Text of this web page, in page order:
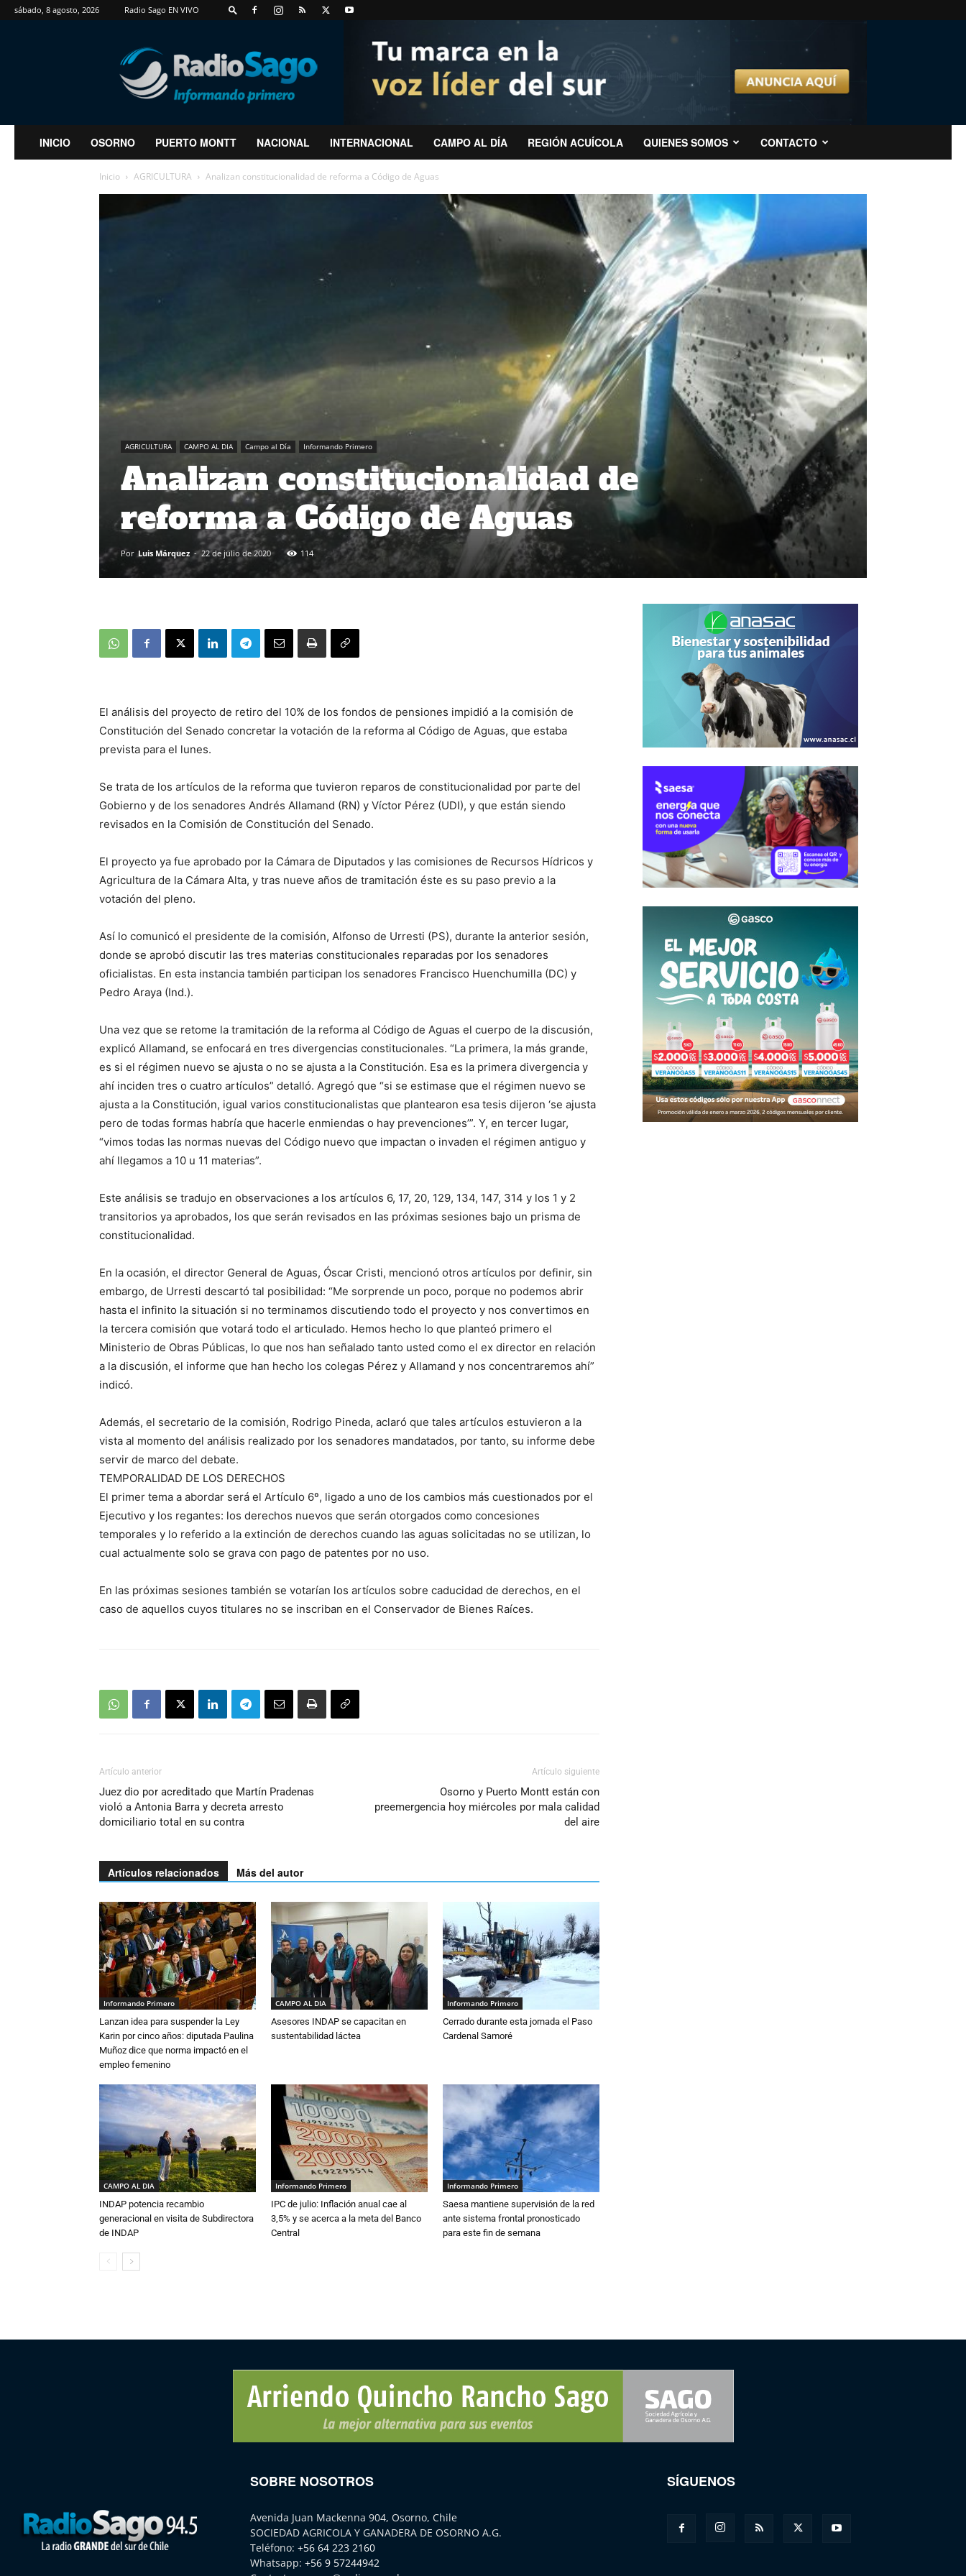
sábado, 8 agosto, 2026 Radio Sago EN VIVO
RadioSago
INICIO OSORNO PUERTO MONTT NACIONAL INTERNACIONAL CAMPO AL DÍA REGIÓN ACUÍCOLA QUIENES SOMOS CONTACTO
Inicio AGRICULTURA Analizan constitucionalidad de reforma a Código de Aguas
AGRICULTURA CAMPO AL DIA Campo al Día Informando Primero
Analizan constitucionalidad de
reforma a Código de Aguas
Por Luis Márquez - 22 de julio de 2020 114
El análisis del proyecto de retiro del 10% de los fondos de pensiones impidió a la comisión de
Constitución del Senado concretar la votación de la reforma al Código de Aguas, que estaba
prevista para el lunes.
Se trata de los artículos de la reforma que tuvieron reparos de constitucionalidad por parte del
Gobierno y de los senadores Andrés Allamand (RN) y Víctor Pérez (UDI), y que están siendo
revisados en la Comisión de Constitución del Senado.
El proyecto ya fue aprobado por la Cámara de Diputados y las comisiones de Recursos Hídricos y
Agricultura de la Cámara Alta, y tras nueve años de tramitación éste es su paso previo a la
votación del pleno.
Así lo comunicó el presidente de la comisión, Alfonso de Urresti (PS), durante la anterior sesión,
donde se aprobó discutir las tres materias constitucionales reparadas por los senadores
oficialistas. En esta instancia también participan los senadores Francisco Huenchumilla (DC) y
Pedro Araya (Ind.).
Una vez que se retome la tramitación de la reforma al Código de Aguas el cuerpo de la discusión,
explicó Allamand, se enfocará en tres divergencias constitucionales. “La primera, la más grande,
es si el régimen nuevo se ajusta o no se ajusta a la Constitución. Esa es la primera divergencia y
ahí inciden tres o cuatro artículos” detalló. Agregó que “si se estimase que el régimen nuevo se
ajusta a la Constitución, igual varios constitucionalistas que plantearon esa tesis dijeron ‘se ajusta
pero de todas formas habría que hacerle enmiendas o hay prevenciones’”. Y, en tercer lugar,
“vimos todas las normas nuevas del Código nuevo que impactan o invaden el régimen antiguo y
ahí llegamos a 10 u 11 materias”.
Este análisis se tradujo en observaciones a los artículos 6, 17, 20, 129, 134, 147, 314 y los 1 y 2
transitorios ya aprobados, los que serán revisados en las próximas sesiones bajo un prisma de
constitucionalidad.
En la ocasión, el director General de Aguas, Óscar Cristi, mencionó otros artículos por definir, sin
embargo, de Urresti descartó tal posibilidad: “Me sorprende un poco, porque no podemos abrir
hasta el infinito la situación si no terminamos discutiendo todo el proyecto y nos convertimos en
la tercera comisión que votará todo el articulado. Hemos hecho lo que planteó primero el
Ministerio de Obras Públicas, lo que nos han señalado tanto usted como el ex director en relación
a la discusión, el informe que han hecho los colegas Pérez y Allamand y nos concentraremos ahí”
indicó.
Además, el secretario de la comisión, Rodrigo Pineda, aclaró que tales artículos estuvieron a la
vista al momento del análisis realizado por los senadores mandatados, por tanto, su informe debe
servir de marco del debate.
TEMPORALIDAD DE LOS DERECHOS
El primer tema a abordar será el Artículo 6º, ligado a uno de los cambios más cuestionados por el
Ejecutivo y los regantes: los derechos nuevos que serán otorgados como concesiones
temporales y lo referido a la extinción de derechos cuando las aguas solicitadas no se utilizan, lo
cual actualmente solo se grava con pago de patentes por no uso.
En las próximas sesiones también se votarían los artículos sobre caducidad de derechos, en el
caso de aquellos cuyos titulares no se inscriban en el Conservador de Bienes Raíces.
Artículo anterior
Juez dio por acreditado que Martín Pradenas
violó a Antonia Barra y decreta arresto
domiciliario total en su contra
Artículo siguiente
Osorno y Puerto Montt están con
preemergencia hoy miércoles por mala calidad
del aire
Artículos relacionados Más del autor
Informando Primero
Lanzan idea para suspender la Ley
Karin por cinco años: diputada Paulina
Muñoz dice que norma impactó en el
empleo femenino
CAMPO AL DIA
Asesores INDAP se capacitan en
sustentabilidad láctea
Informando Primero
Cerrado durante esta jornada el Paso
Cardenal Samoré
CAMPO AL DIA
INDAP potencia recambio
generacional en visita de Subdirectora
de INDAP
Informando Primero
IPC de julio: Inflación anual cae al
3,5% y se acerca a la meta del Banco
Central
Informando Primero
Saesa mantiene supervisión de la red
ante sistema frontal pronosticado
para este fin de semana
SOBRE NOSOTROS
Avenida Juan Mackenna 904, Osorno, Chile
SOCIEDAD AGRICOLA Y GANADERA DE OSORNO A.G.
Teléfono: +56 64 223 2160
Whatsapp: +56 9 57244942
SÍGUENOS